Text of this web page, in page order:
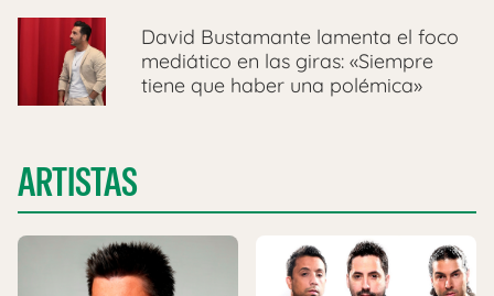
David Bustamante lamenta el foco
mediático en las giras: «Siempre
tiene que haber una polémica»
ARTISTAS